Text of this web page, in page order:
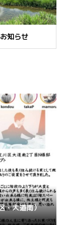
知らせ
・大道南）